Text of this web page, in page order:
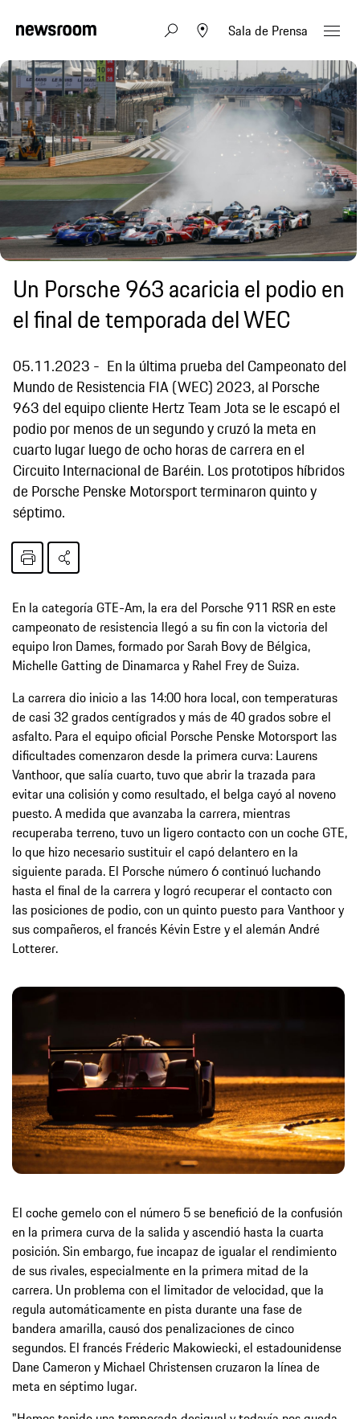
Sala de Prensa
Un Porsche 963 acaricia el podio en
el final de temporada del WEC
05.11.2023
En la última prueba del Campeonato del
Mundo de Resistencia FIA (WEC) 2023, al Porsche
963 del equipo cliente Hertz Team Jota se le escapó el
podio por menos de un segundo y cruzó la meta en
cuarto lugar luego de ocho horas de carrera en el
Circuito Internacional de Baréin. Los prototipos híbridos
de Porsche Penske Motorsport terminaron quinto y
séptimo.
En la categoría GTE-Am, la era del Porsche 911 RSR en este
campeonato de resistencia llegó a su fin con la victoria del
equipo Iron Dames, formado por Sarah Bovy de Bélgica,
Michelle Gatting de Dinamarca y Rahel Frey de Suiza.
La carrera dio inicio a las 14:00 hora local, con temperaturas
de casi 32 grados centígrados y más de 40 grados sobre el
asfalto. Para el equipo oficial Porsche Penske Motorsport las
dificultades comenzaron desde la primera curva: Laurens
Vanthoor, que salía cuarto, tuvo que abrir la trazada para
evitar una colisión y como resultado, el belga cayó al noveno
puesto. A medida que avanzaba la carrera, mientras
recuperaba terreno, tuvo un ligero contacto con un coche GTE,
lo que hizo necesario sustituir el capó delantero en la
siguiente parada. El Porsche número 6 continuó luchando
hasta el final de la carrera y logró recuperar el contacto con
las posiciones de podio, con un quinto puesto para Vanthoor y
sus compañeros, el francés Kévin Estre y el alemán André
Lotterer.
El coche gemelo con el número 5 se benefició de la confusión
en la primera curva de la salida y ascendió hasta la cuarta
posición. Sin embargo, fue incapaz de igualar el rendimiento
de sus rivales, especialmente en la primera mitad de la
carrera. Un problema con el limitador de velocidad, que la
regula automáticamente en pista durante una fase de
bandera amarilla, causó dos penalizaciones de cinco
segundos. El francés Fréderic Makowiecki, el estadounidense
Dane Cameron y Michael Christensen cruzaron la línea de
meta en séptimo lugar.